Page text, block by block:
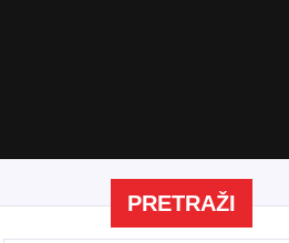
PRETRAŽI